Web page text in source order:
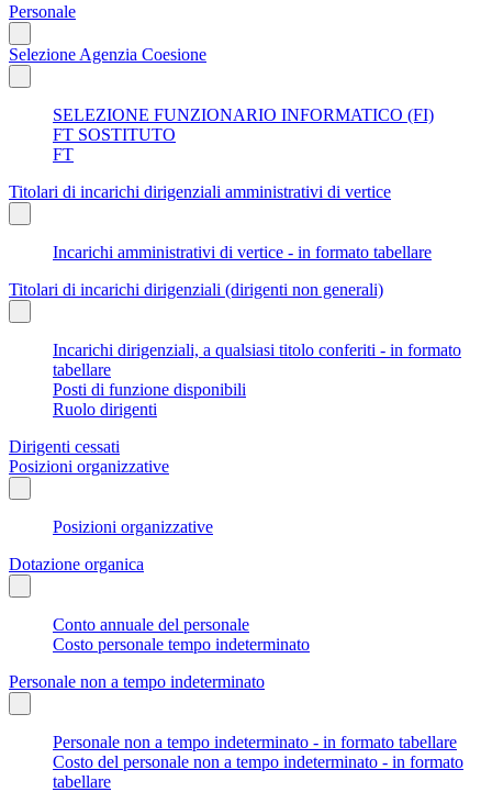
Personale
Selezione Agenzia Coesione
SELEZIONE FUNZIONARIO INFORMATICO (FI)
FT SOSTITUTO
FT
Titolari di incarichi dirigenziali amministrativi di vertice
Incarichi amministrativi di vertice - in formato tabellare
Titolari di incarichi dirigenziali (dirigenti non generali)
Incarichi dirigenziali, a qualsiasi titolo conferiti - in formato
tabellare
Posti di funzione disponibili
Ruolo dirigenti
Dirigenti cessati
Posizioni organizzative
Posizioni organizzative
Dotazione organica
Conto annuale del personale
Costo personale tempo indeterminato
Personale non a tempo indeterminato
Personale non a tempo indeterminato - in formato tabellare
Costo del personale non a tempo indeterminato - in formato
tabellare